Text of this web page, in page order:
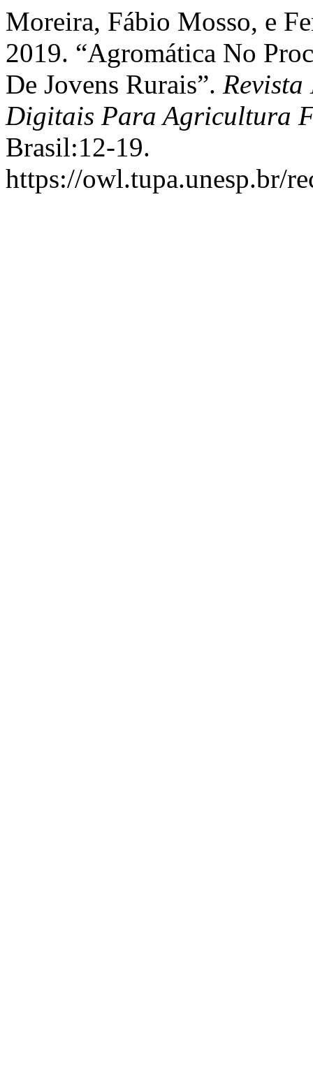
Moreira, Fábio Mosso, e
2019. “Agromática No
De Jovens Rurais”. Revista
Digitais Para Agricultura
Brasil:12-19.
https://owl.tupa.unesp.br/